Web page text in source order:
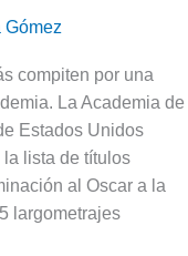
Gómez
compiten por una
La Academia de
Estados Unidos
lista de títulos
al Oscar a la
largometrajes